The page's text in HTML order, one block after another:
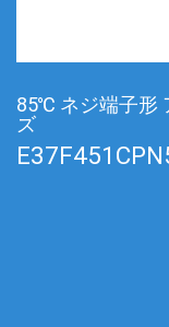
85℃ ネジ端子形
ズ